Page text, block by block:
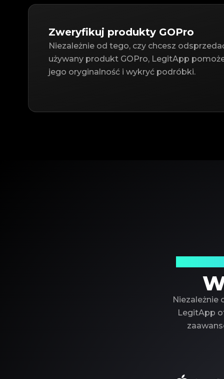
Zweryfikuj produkty GOPro
Niezależnie od tego, czy chcesz
używany produkt GOPro, LegitApp
jego oryginalność i wykryć podróbki.
Niezależnie
LegitApp